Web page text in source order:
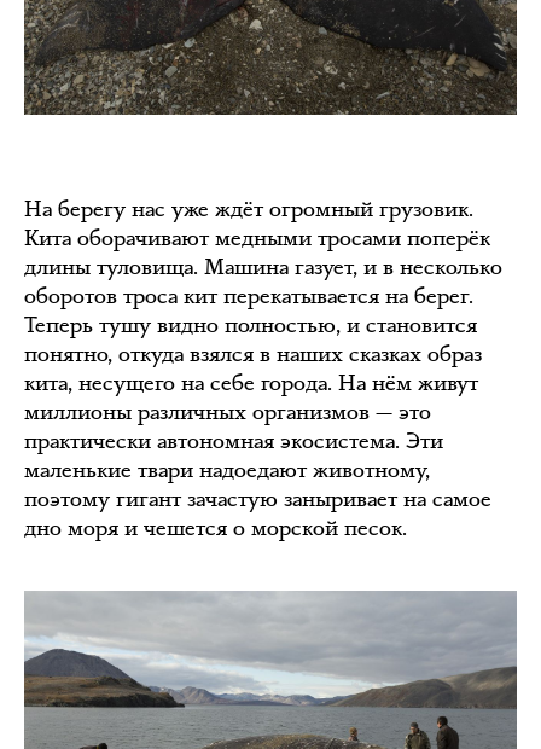
На берегу нас уже ждёт огромный грузовик.
Кита оборачивают медными тросами поперёк
длины туловища. Машина газует, и в несколько
оборотов троса кит перекатывается на берег.
Теперь тушу видно полностью, и становится
понятно, откуда взялся в наших сказках образ
кита, несущего на себе города. На нём живут
миллионы различных организмов — это
практически автономная экосистема. Эти
маленькие твари надоедают животному,
поэтому гигант зачастую заныривает на самое
дно моря и чешется о морской песок.